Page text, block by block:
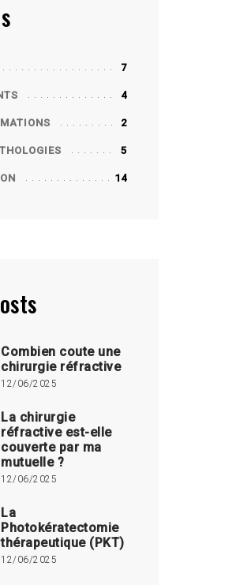
7
4
2
5
14
Combien coute une
chirurgie réfractive
12/06/2025
La chirurgie
réfractive est-elle
couverte par ma
mutuelle ?
12/06/2025
La
Photokératectomie
thérapeutique (PKT)
12/06/2025